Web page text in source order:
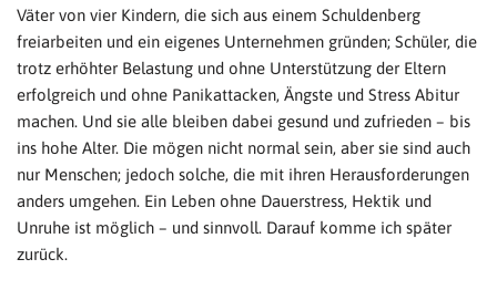
Väter von vier Kindern, die sich aus einem Schuldenberg
freiarbeiten und ein eigenes Unternehmen gründen; Schüler, die
trotz erhöhter Belastung und ohne Unterstützung der Eltern
erfolgreich und ohne Panikattacken, Ängste und Stress Abitur
machen. Und sie alle bleiben dabei gesund und zufrieden – bis
ins hohe Alter. Die mögen nicht normal sein, aber sie sind auch
nur Menschen; jedoch solche, die mit ihren Herausforderungen
anders umgehen. Ein Leben ohne Dauerstress, Hektik und
Unruhe ist möglich – und sinnvoll. Darauf komme ich später
zurück.